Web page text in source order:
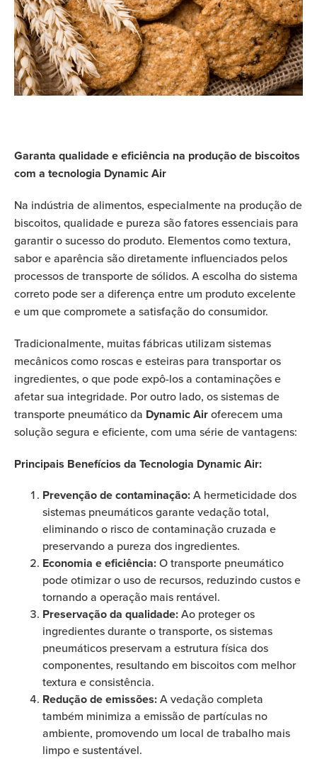
Garanta qualidade e eficiência na produção de biscoitos
com a tecnologia Dynamic Air
Na indústria de alimentos, especialmente na produção de
biscoitos, qualidade e pureza são fatores essenciais para
garantir o sucesso do produto. Elementos como textura,
sabor e aparência são diretamente influenciados pelos
processos de transporte de sólidos. A escolha do sistema
correto pode ser a diferença entre um produto excelente
e um que compromete a satisfação do consumidor.
Tradicionalmente, muitas fábricas utilizam sistemas
mecânicos como roscas e esteiras para transportar os
ingredientes, o que pode expô-los a contaminações e
afetar sua integridade. Por outro lado, os sistemas de
transporte pneumático da Dynamic Airoferecem uma
solução segura e eficiente, com uma série de vantagens:
Principais Benefícios da Tecnologia Dynamic Air:
Prevenção de contaminação:A hermeticidade dos
sistemas pneumáticos garante vedação total,
eliminando o risco de contaminação cruzada e
preservando a pureza dos ingredientes.
Economia e eficiência:O transporte pneumático
pode otimizar o uso de recursos, reduzindo custos e
tornando a operação mais rentável.
Preservação da qualidade:Ao proteger os
ingredientes durante o transporte, os sistemas
pneumáticos preservam a estrutura física dos
componentes, resultando em biscoitos com melhor
textura e consistência.
Redução de emissões:A vedação completa
também minimiza a emissão de partículas no
ambiente, promovendo um local de trabalho mais
limpo e sustentável.